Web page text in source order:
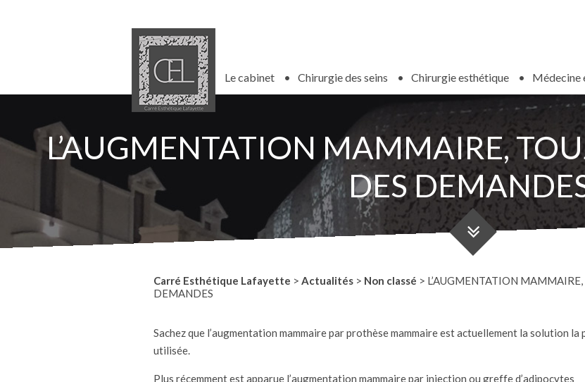
Le cabinet Chirurgie des seins Chirurgie esthétique Médecine
L’AUGMENTATION MAMMAIRE,
DES
Carré Esthétique Lafayette > Actualités > Non classé > L’AUGMENTATION
DEMANDES
Sachez que l’augmentation mammaire par prothèse mammaire est actuellement la solution la
utilisée.
Plus récemment est apparue l’augmentation mammaire par injection ou greffe d’adipocytes